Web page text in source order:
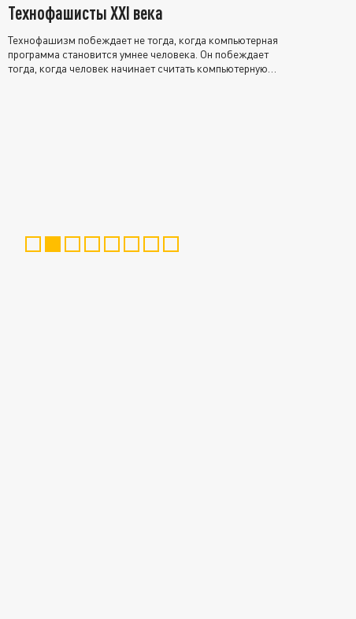
Технофашисты XXI века
Технофашизм побеждает не тогда, когда компьютерная
программа становится умнее человека. Он побеждает
тогда, когда человек начинает считать компьютерную